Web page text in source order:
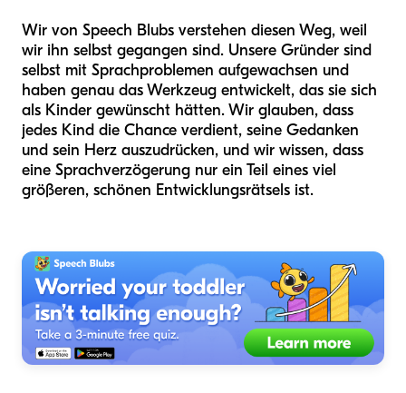
Wir von Speech Blubs verstehen diesen Weg, weil
wir ihn selbst gegangen sind. Unsere Gründer sind
selbst mit Sprachproblemen aufgewachsen und
haben genau das Werkzeug entwickelt, das sie sich
als Kinder gewünscht hätten. Wir glauben, dass
jedes Kind die Chance verdient, seine Gedanken
und sein Herz auszudrücken, und wir wissen, dass
eine Sprachverzögerung nur ein Teil eines viel
größeren, schönen Entwicklungsrätsels ist.